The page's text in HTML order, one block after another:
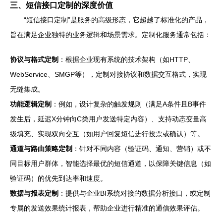
三、短信接口定制的深度价值
“短信接口定制”是服务的高级形态，它超越了标准化的产品，
旨在满足企业独特的业务逻辑和场景需求。定制化服务通常包括：
协议与格式定制 ：根据企业现有系统的技术架构（如HTTP、
WebService、SMGP等），定制对接协议和数据交互格式，实现
无缝集成。
功能逻辑定制 ：例如，设计复杂的触发规则（满足A条件且B事件
发生后，延迟X分钟向C类用户发送特定内容）、支持动态变量高
级填充、实现双向交互（如用户回复短信进行投票或确认）等。
通道与路由策略定制 ：针对不同内容（验证码、通知、营销）或不
同目标用户群体，智能选择最优的短信通道，以保障关键信息（如
验证码）的优先到达率和速度。
数据与报表定制 ：提供与企业BI系统对接的数据分析接口，或定制
专属的发送效果统计报表，帮助企业进行精准的通信效果评估。